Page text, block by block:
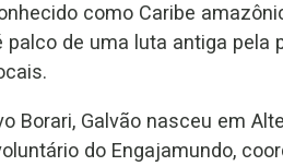
como Caribe
palco de uma luta antiga pela
Borari, Galvão nasceu em
do Engajamundo,